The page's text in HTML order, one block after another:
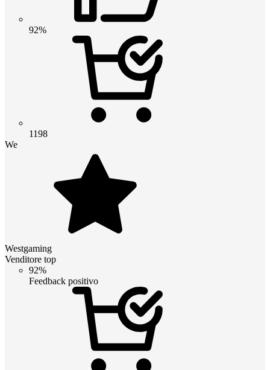
92%
1198
We
Westgaming
Venditore top
92%
Feedback positivo